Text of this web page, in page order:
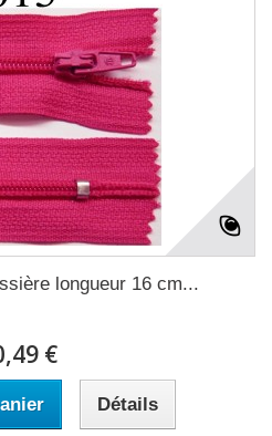
longueur 16 cm...
€
Détails